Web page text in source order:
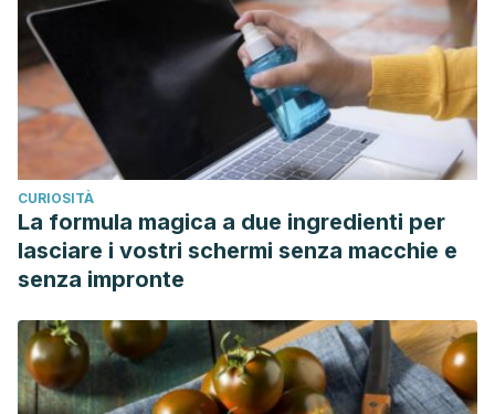
CURIOSITÀ
La formula magica a due ingredienti per
lasciare i vostri schermi senza macchie e
senza impronte